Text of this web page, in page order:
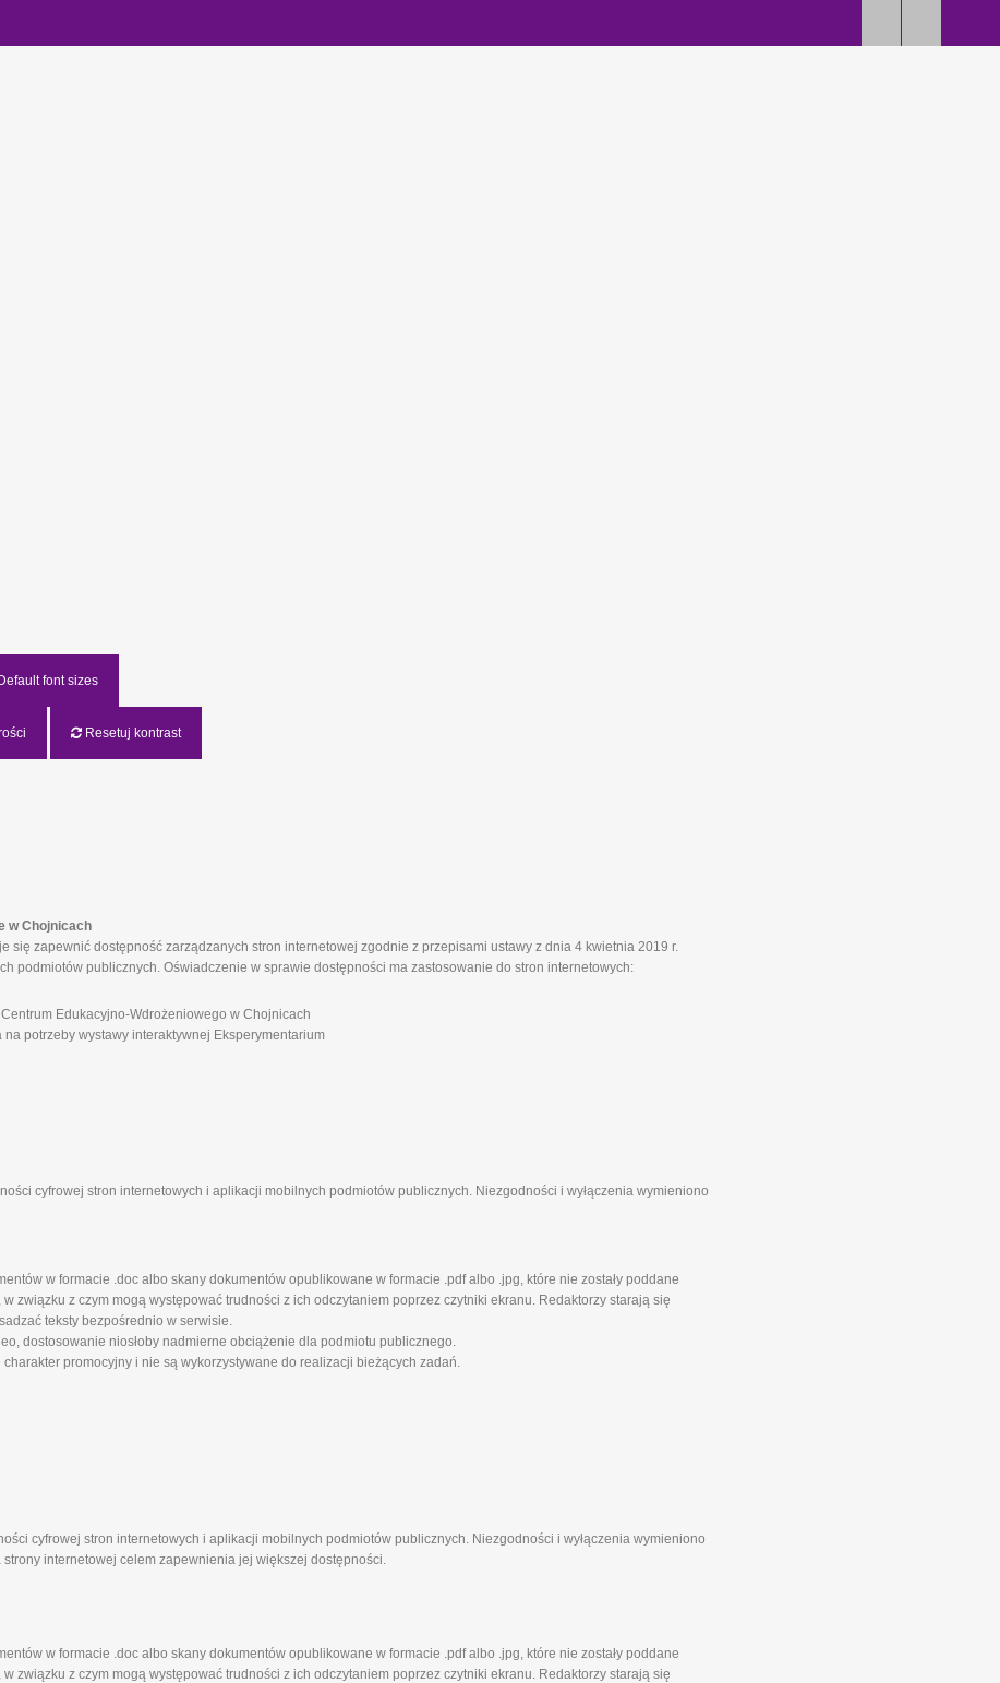
font sizes
Resetuj kontrast
w Chojnicach
zapewnić dostępność zarządzanych stron internetowej zgodnie z przepisami ustawy z dnia 4 kwietnia 2019 r.
podmiotów publicznych. Oświadczenie w sprawie dostępności ma zastosowanie do stron internetowych:
Edukacyjno-Wdrożeniowego w Chojnicach
na potrzeby wystawy interaktywnej Eksperymentarium
cyfrowej stron internetowych i aplikacji mobilnych podmiotów publicznych. Niezgodności i wyłączenia wymieniono
w formacie .doc albo skany dokumentów opublikowane w formacie .pdf albo .jpg, które nie zostały poddane
związku z czym mogą występować trudności z ich odczytaniem poprzez czytniki ekranu. Redaktorzy starają się
teksty bezpośrednio w serwisie.
dostosowanie niosłoby nadmierne obciążenie dla podmiotu publicznego.
promocyjny i nie są wykorzystywane do realizacji bieżących zadań.
cyfrowej stron internetowych i aplikacji mobilnych podmiotów publicznych. Niezgodności i wyłączenia wymieniono
internetowej celem zapewnienia jej większej dostępności.
w formacie .doc albo skany dokumentów opublikowane w formacie .pdf albo .jpg, które nie zostały poddane
związku z czym mogą występować trudności z ich odczytaniem poprzez czytniki ekranu. Redaktorzy starają się